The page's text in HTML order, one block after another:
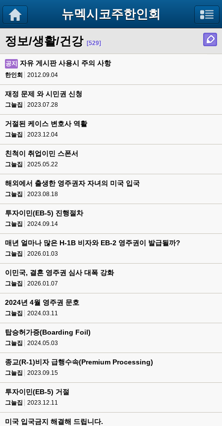
뉴멕시코주한인회
정보/생활/건강 [529]
공지 자유 게시판 사용시 주의 사항
한인회 2012.09.04
재정 문제 와 시민권 신청
그늘집 2023.07.28
거절된 케이스 변호사 역활
그늘집 2023.12.04
친척이 취업이민 스폰서
그늘집 2025.05.22
해외에서 출생한 영주권자 자녀의 미국 입국
그늘집 2023.08.18
투자이민(EB-5) 진행절차
그늘집 2024.09.14
매년 얼마나 많은 H-1B 비자와 EB-2 영주권이 발급될까?
그늘집 2026.01.03
이민국, 결혼 영주권 심사 대폭 강화
그늘집 2026.01.07
2024년 4월 영주권 문호
그늘집 2024.03.11
탑승허가증(Boarding Foil)
그늘집 2024.05.03
종교(R-1)비자 급행수속(Premium Processing)
그늘집 2023.09.15
투자이민(EB-5) 거절
그늘집 2023.12.11
미국 입국금지 해결해 드립니다.